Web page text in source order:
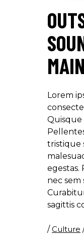
Lorem
Quisque
tristique
nec
sagittis
/Culture